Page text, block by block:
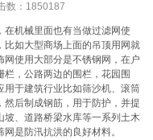
数：1850187
机械里面也有当做过滤网使
比如大型商场上面的吊顶用网就
使用大部分是不锈钢网，在户
，公路两边的围栏，花园围
于建筑行业比如筛沙机、滚筒
后制成钢筋，用于防护，并提
、道路桥梁水库等一系列土木
是防汛抗洪的良好材料。